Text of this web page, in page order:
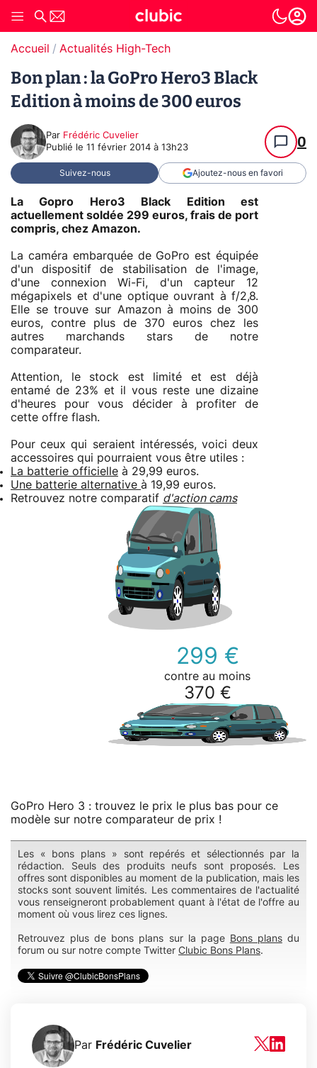
Accueil Actualités High-Tech
Bon plan : la GoPro Hero3 Black
Edition à moins de 300 euros
Par Frédéric Cuvelier
Publié le 11 février 2014 à 13h23 0
Suivez-nous Ajoutez-nous en favori
La Gopro Hero3 Black Edition est
actuellement soldée 299 euros, frais de port
compris, chez Amazon.
La caméra embarquée de GoPro est équipée
d'un dispositif de stabilisation de l'image,
d'une connexion Wi-Fi, d'un capteur 12
mégapixels et d'une optique ouvrant à f/2,8.
Elle se trouve sur Amazon à moins de 300
euros, contre plus de 370 euros chez les
autres marchands stars de notre
comparateur.
Attention, le stock est limité et est déjà
entamé de 23% et il vous reste une dizaine
d'heures pour vous décider à profiter de
cette offre flash.
Pour ceux qui seraient intéressés, voici deux
accessoires qui pourraient vous être utiles :
La batterie officielle à 29,99 euros.
Une batterie alternative à 19,99 euros.
Retrouvez notre comparatif d'action cams
299 €
contre au moins
370 €
GoPro Hero 3 : trouvez le prix le plus bas pour ce
modèle sur notre comparateur de prix !
Les « bons plans » sont repérés et sélectionnés par la
rédaction. Seuls des produits neufs sont proposés. Les
offres sont disponibles au moment de la publication, mais les
stocks sont souvent limités. Les commentaires de l'actualité
vous renseigneront probablement quant à l'état de l'offre au
moment où vous lirez ces lignes.
Retrouvez plus de bons plans sur la page Bons plansdu
forum ou sur notre compte Twitter Clubic Bons Plans.
Par Frédéric Cuvelier